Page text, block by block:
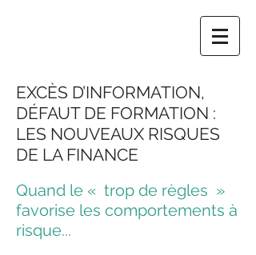
EXCÈS D’INFORMATION,
DÉFAUT DE FORMATION :
LES NOUVEAUX RISQUES
DE LA FINANCE
Quand le « trop de règles »
favorise les comportements à
risque...